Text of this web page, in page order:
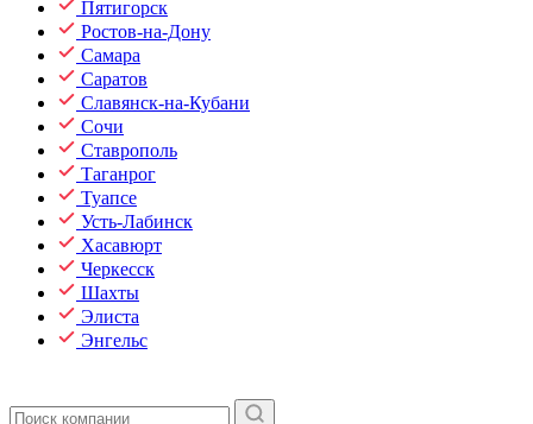
Пятигорск
Ростов-на-Дону
Самара
Саратов
Славянск-на-Кубани
Сочи
Ставрополь
Таганрог
Туапсе
Усть-Лабинск
Хасавюрт
Черкесск
Шахты
Элиста
Энгельс